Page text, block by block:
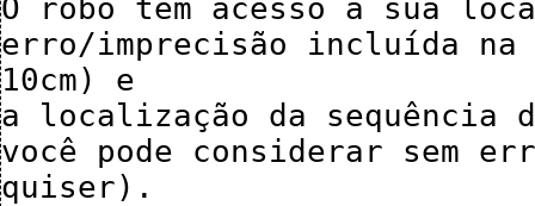
O robô tem acesso a sua
erro/imprecisão incluída
10cm) e
a localização da sequência
você pode considerar sem
quiser).